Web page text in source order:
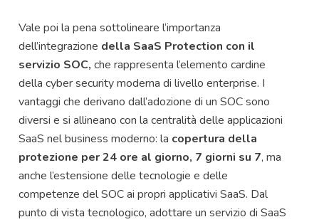
Vale poi la pena sottolineare l’importanza
dell’integrazione della SaaS Protection con il
servizio SOC, che rappresenta l’elemento cardine
della cyber security moderna di livello enterprise. I
vantaggi che derivano dall’adozione di un SOC sono
diversi e si allineano con la centralità delle applicazioni
SaaS nel business moderno: la copertura della
protezione per 24 ore al giorno, 7 giorni su 7, ma
anche l’estensione delle tecnologie e delle
competenze del SOC ai propri applicativi SaaS. Dal
punto di vista tecnologico, adottare un servizio di SaaS